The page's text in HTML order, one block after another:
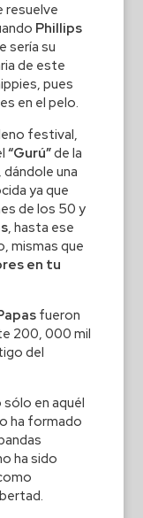
resuelve
Phillips
sería su
de este
pues
en el pelo.
festival,
“Gurú”de la
una
ya que
de los 50 y
, hasta ese
mismas que
en tu
fueron
200, 000 mil
del
en aquél
ha formado
ha sido